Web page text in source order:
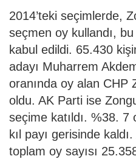
2014’teki seçimlerde,
seçmen oy kullandı,
kabul edildi. 65.430
adayı Muharrem
oranında oy alan CHP
oldu. AK Parti ise
seçime katıldı. %38. 7
kıl payı gerisinde kaldı.
toplam oy sayısı